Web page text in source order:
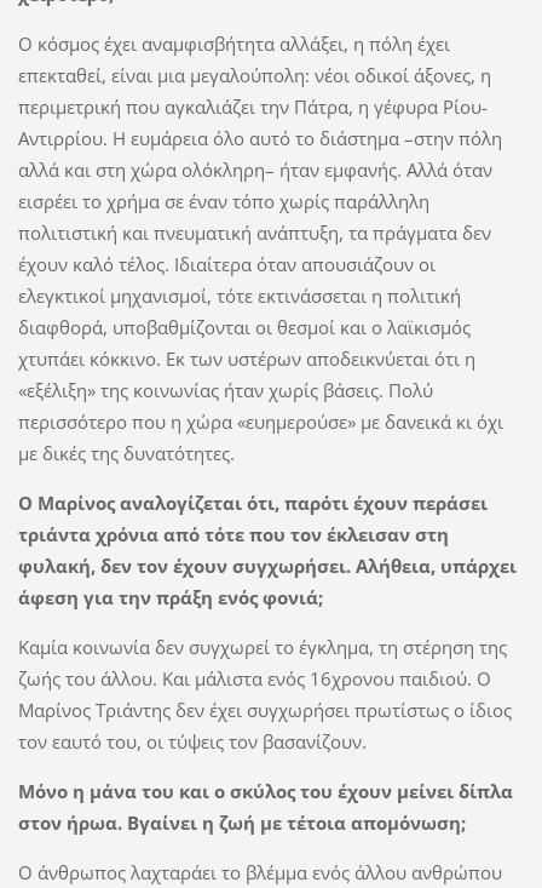
Ο κόσμος έχει αναμφισβήτητα αλλάξει, η πόλη έχει
επεκταθεί, είναι μια μεγαλούπολη: νέοι οδικοί άξονες, η
περιμετρική που αγκαλιάζει την Πάτρα, η γέφυρα Ρίου-
Αντιρρίου. Η ευμάρεια όλο αυτό το διάστημα –στην πόλη
αλλά και στη χώρα ολόκληρη– ήταν εμφανής. Αλλά όταν
εισρέει το χρήμα σε έναν τόπο χωρίς παράλληλη
πολιτιστική και πνευματική ανάπτυξη, τα πράγματα δεν
έχουν καλό τέλος. Ιδιαίτερα όταν απουσιάζουν οι
ελεγκτικοί μηχανισμοί, τότε εκτινάσσεται η πολιτική
διαφθορά, υποβαθμίζονται οι θεσμοί και ο λαϊκισμός
χτυπάει κόκκινο. Εκ των υστέρων αποδεικνύεται ότι η
«εξέλιξη» της κοινωνίας ήταν χωρίς βάσεις. Πολύ
περισσότερο που η χώρα «ευημερούσε» με δανεικά κι όχι
με δικές της δυνατότητες.
Ο Μαρίνος αναλογίζεται ότι, παρότι έχουν περάσει
τριάντα χρόνια από τότε που τον έκλεισαν στη
φυλακή, δεν τον έχουν συγχωρήσει. Αλήθεια, υπάρχει
άφεση για την πράξη ενός φονιά;
Καμία κοινωνία δεν συγχωρεί το έγκλημα, τη στέρηση της
ζωής του άλλου. Και μάλιστα ενός 16χρονου παιδιού. Ο
Μαρίνος Τριάντης δεν έχει συγχωρήσει πρωτίστως ο ίδιος
τον εαυτό του, οι τύψεις τον βασανίζουν.
Μόνο η μάνα του και ο σκύλος του έχουν μείνει δίπλα
στον ήρωα. Βγαίνει η ζωή με τέτοια απομόνωση;
Ο άνθρωπος λαχταράει το βλέμμα ενός άλλου ανθρώπου